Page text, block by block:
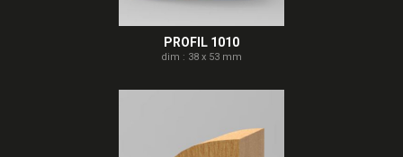
PROFIL 1010
dim : 38 x 53 mm